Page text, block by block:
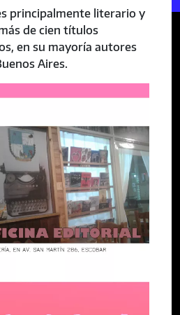
principalmente literario y
de cien títulos
en su mayoría autores
Aires.